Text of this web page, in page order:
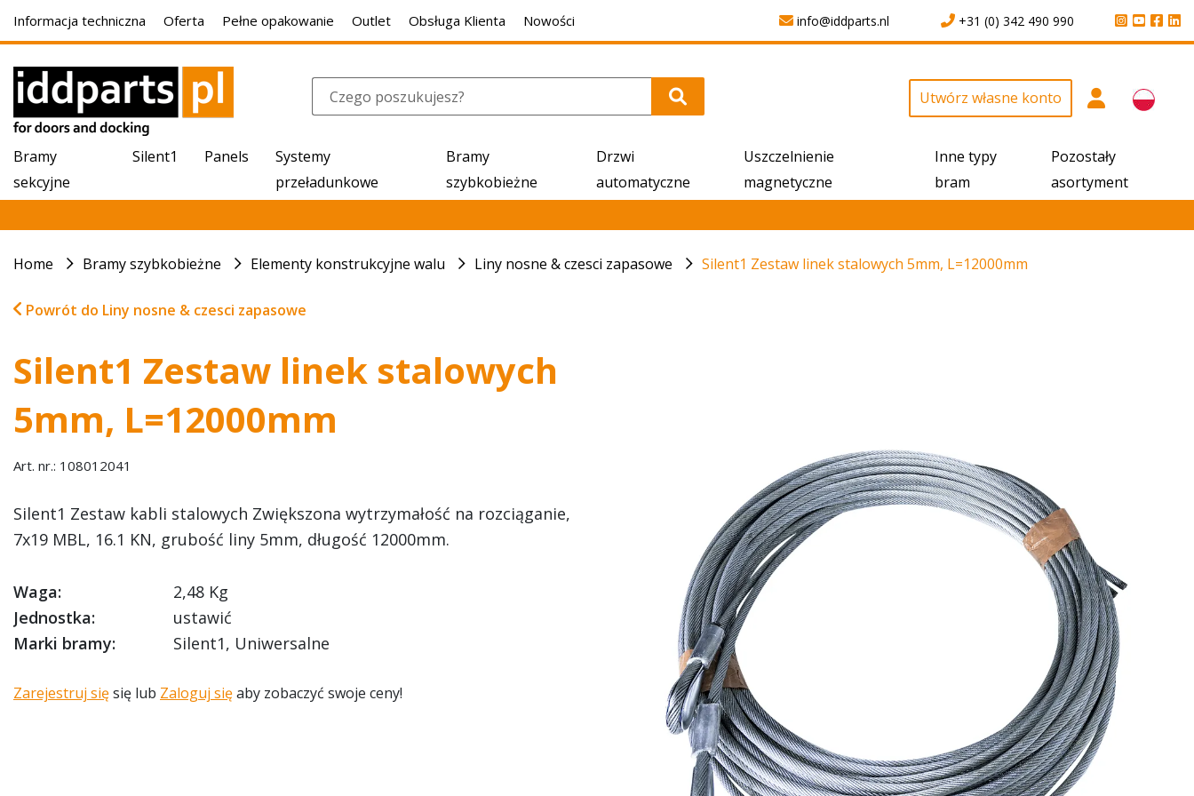
info@iddparts.nl +31 (0) 342 490 990
Informacja techniczna Oferta Pełne opakowanie Outlet Obsługa Klienta Nowości
Utwórz własne konto
Bramy
sekcyjne
Silent1 Panels
Systemy
przeładunkowe
Bramy
szybkobieżne
Drzwi
automatyczne
Uszczelnienie
magnetyczne
Inne typy
bram
Pozostały
asortyment
Home Bramy szybkobieżne Elementy konstrukcyjne walu Liny nosne & czesci zapasowe Silent1 Zestaw linek stalowych 5mm, L=12000mm
Powrót do Liny nosne & czesci zapasowe
Silent1 Zestaw linek stalowych
5mm, L=12000mm
Art. nr.: 108012041
Silent1 Zestaw kabli stalowych Zwiększona wytrzymałość na rozciąganie,
7x19 MBL, 16.1 KN, grubość liny 5mm, długość 12000mm.
Waga:
2,48 Kg
Jednostka:
ustawić
Marki bramy:
Silent1, Uniwersalne
Zarejestruj sięsię lub Zaloguj sięaby zobaczyć swoje ceny!